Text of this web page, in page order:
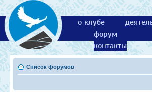
о клубе
форум
контакты
Список форумов